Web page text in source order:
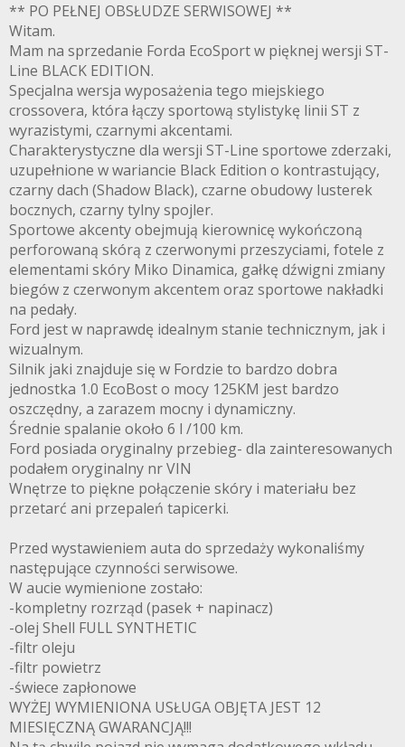
** PO PEŁNEJ OBSŁUDZE SERWISOWEJ **
Witam.
Mam na sprzedanie Forda EcoSport w pięknej wersji ST-
Line BLACK EDITION.
Specjalna wersja wyposażenia tego miejskiego
crossovera, która łączy sportową stylistykę linii ST z
wyrazistymi, czarnymi akcentami.
Charakterystyczne dla wersji ST-Line sportowe zderzaki,
uzupełnione w wariancie Black Edition o kontrastujący,
czarny dach (Shadow Black), czarne obudowy lusterek
bocznych, czarny tylny spojler.
Sportowe akcenty obejmują kierownicę wykończoną
perforowaną skórą z czerwonymi przeszyciami, fotele z
elementami skóry Miko Dinamica, gałkę dźwigni zmiany
biegów z czerwonym akcentem oraz sportowe nakładki
na pedały.
Ford jest w naprawdę idealnym stanie technicznym, jak i
wizualnym.
Silnik jaki znajduje się w Fordzie to bardzo dobra
jednostka 1.0 EcoBost o mocy 125KM jest bardzo
oszczędny, a zarazem mocny i dynamiczny.
Średnie spalanie około 6 l /100 km.
Ford posiada oryginalny przebieg- dla zainteresowanych
podałem oryginalny nr VIN
Wnętrze to piękne połączenie skóry i materiału bez
przetarć ani przepaleń tapicerki.
Przed wystawieniem auta do sprzedaży wykonaliśmy
następujące czynności serwisowe.
W aucie wymienione zostało:
-kompletny rozrząd (pasek + napinacz)
-olej Shell FULL SYNTHETIC
-filtr oleju
-filtr powietrz
-świece zapłonowe
WYŻEJ WYMIENIONA USŁUGA OBJĘTA JEST 12
MIESIĘCZNĄ GWARANCJĄ!!!